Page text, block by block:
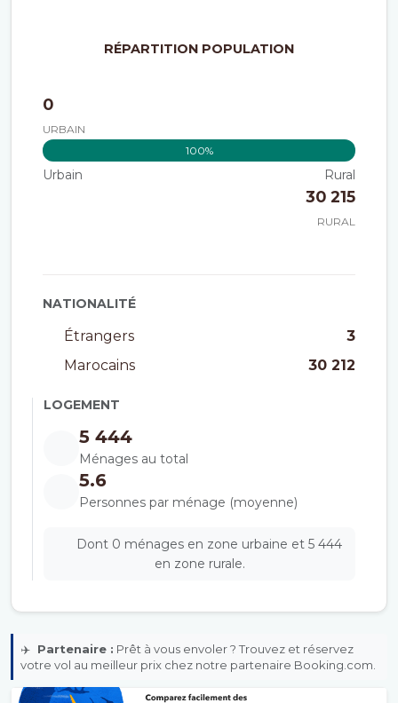
RÉPARTITION POPULATION
0
URBAIN
0%
100%
Urbain Rural
30 215
RURAL
NATIONALITÉ
Étrangers
3
Marocains
30 212
LOGEMENT
5 444
Ménages au total
5.6
Personnes par ménage (moyenne)
Dont 0 ménages en zone urbaine et 5 444
en zone rurale.
✈️ Partenaire : Prêt à vous envoler ? Trouvez et réservez
votre vol au meilleur prix chez notre partenaire Booking.com.